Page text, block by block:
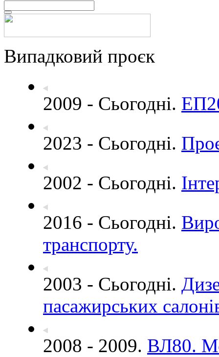
Випадковий проєк
2009 - Сьогодні.
2023 - Сьогодні.
2002 - Сьогодні.
2016 - Сьогодні.
транспорту.
2003 - Сьогодні.
пасажирських
2008 - 2009. ВЛ80.